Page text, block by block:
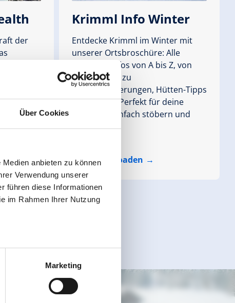
Über Cookies
anbieten zu können
Verwendung unserer
führen diese Informationen
im Rahmen Ihrer Nutzung
Marketing
der
die
deine
Krimml Info Winter
Entdecke Krimml im Winter mit
unserer Ortsbroschüre: Alle
wichtigen Infos von A bis Z, von
Skipisten bis zu
Winterwanderungen, Hütten-Tipps
und Events. Perfekt für deine
Planung – einfach stöbern und
genießen!
PDF Downloaden